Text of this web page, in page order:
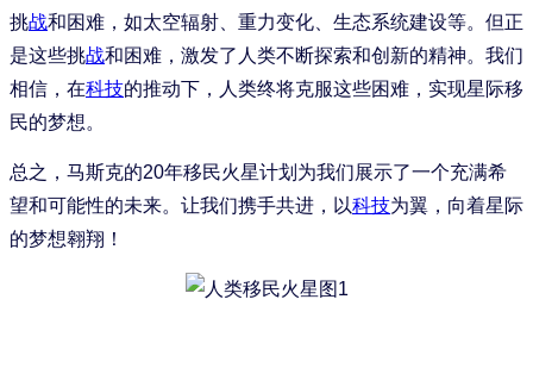
挑战和困难，如太空辐射、重力变化、生态系统建设等。但正
是这些挑战和困难，激发了人类不断探索和创新的精神。我们
相信，在科技的推动下，人类终将克服这些困难，实现星际移
民的梦想。
总之，马斯克的20年移民火星计划为我们展示了一个充满希
望和可能性的未来。让我们携手共进，以科技为翼，向着星际
的梦想翱翔！